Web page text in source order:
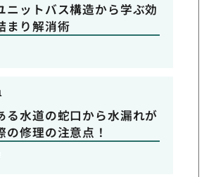
ニットバス構造から学ぶ効
まり解消術
る水道の蛇口から水漏れが
の修理の注意点！